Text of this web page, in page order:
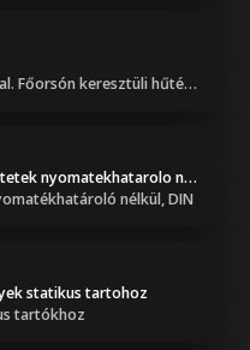
- Behúzócsap AD alakkal. Főorsón keresztüli hűtéssel, O-gyűrűvel (tömített).
Kemmler Menetfuro betetek nyomatekhatarolo nelkul
nélkül, DIN
statikus tartohoz
tartókhoz